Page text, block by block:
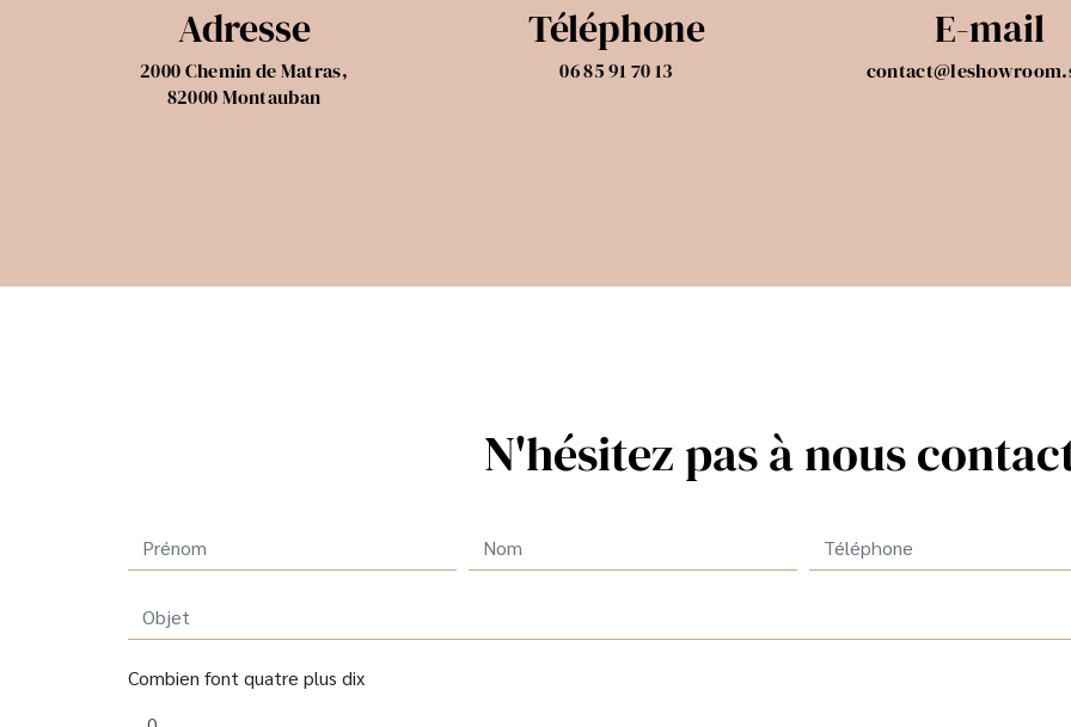
Adresse
2000 Chemin de Matras,
82000 Montauban
Téléphone
06 85 91 70 13
E-mail
N'hésitez pas à nous
Combien font quatre plus dix